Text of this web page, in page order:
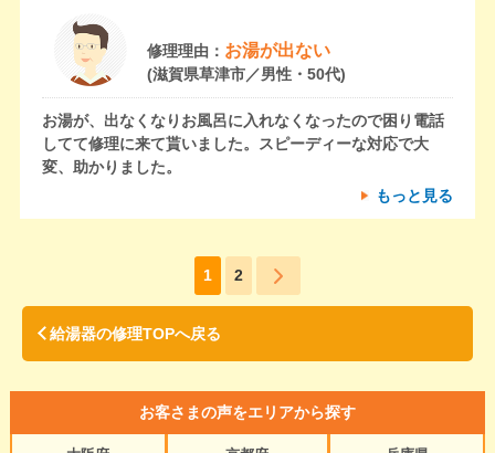
修理理由： お湯が出ない
(滋賀県草津市／男性・50代)
お湯が、出なくなりお風呂に入れなくなったので困り電話
してて修理に来て貰いました。スピーディーな対応で大
変、助かりました。
もっと見る
1 2
給湯器の修理TOPへ戻る
お客さまの声をエリアから探す